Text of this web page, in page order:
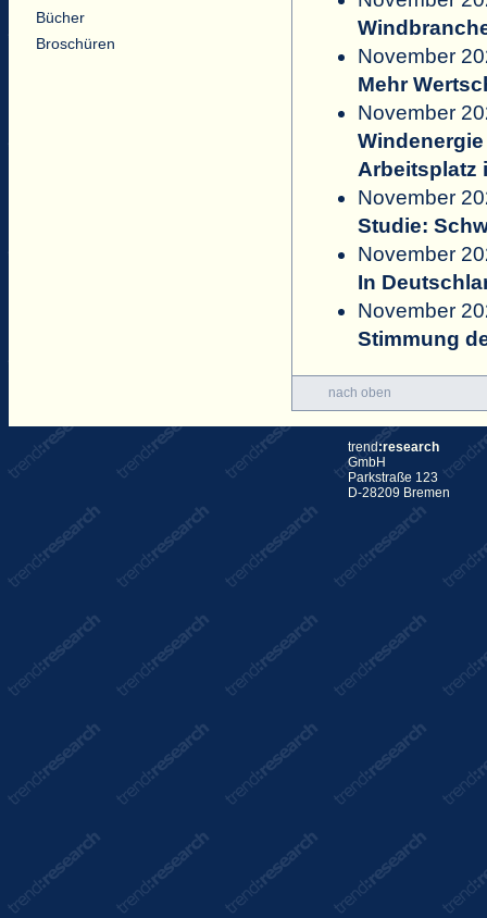
Bücher
Broschüren
November
Mehr
November
Arbeitsplatz
November
Studie:
November
In
November
Stimmung
nach oben
trend:research
GmbH
Parkstraße 123
D-28209 Bremen